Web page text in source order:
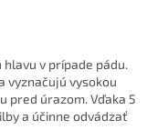
v prípade pádu.
vyznačujú vysokou
pred úrazom. Vďaka 5
a účinne odvádzať